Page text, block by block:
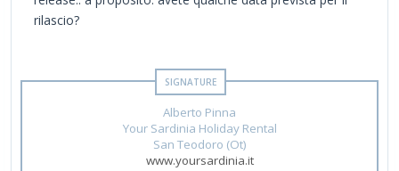
rilascio?
Alberto Pinna
Your Sardinia Holiday Rental
San Teodoro (Ot)
www.yoursardinia.it